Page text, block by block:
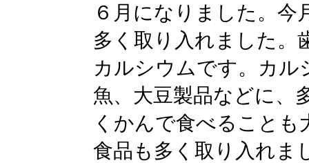
６月になりました。今
多く取り入れました。
カルシウムです。カル
魚、大豆製品などに、
くかんで食べること
食品も多く取り入れま